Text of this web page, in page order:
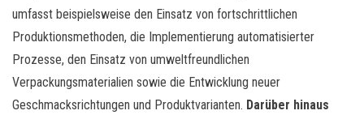
umfasst beispielsweise den Einsatz von fortschrittlichen
Produktionsmethoden, die Implementierung automatisierter
Prozesse, den Einsatz von umweltfreundlichen
Verpackungsmaterialien sowie die Entwicklung neuer
Geschmacksrichtungen und Produktvarianten. Darüber hinaus